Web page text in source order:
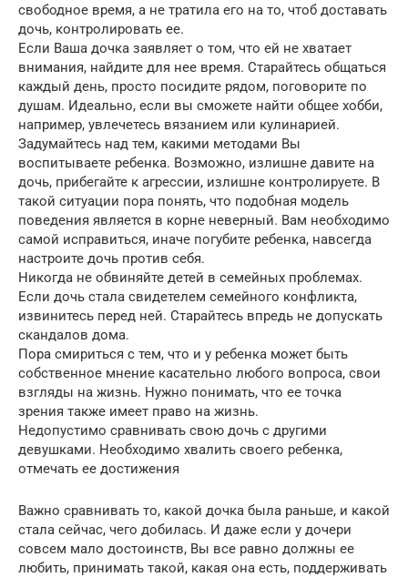
свободное время, а не тратила его на то, чтоб доставать
дочь, контролировать ее.
Если Ваша дочка заявляет о том, что ей не хватает
внимания, найдите для нее время. Старайтесь общаться
каждый день, просто посидите рядом, поговорите по
душам. Идеально, если вы сможете найти общее хобби,
например, увлечетесь вязанием или кулинарией.
Задумайтесь над тем, какими методами Вы
воспитываете ребенка. Возможно, излишне давите на
дочь, прибегайте к агрессии, излишне контролируете. В
такой ситуации пора понять, что подобная модель
поведения является в корне неверный. Вам необходимо
самой исправиться, иначе погубите ребенка, навсегда
настроите дочь против себя.
Никогда не обвиняйте детей в семейных проблемах.
Если дочь стала свидетелем семейного конфликта,
извинитесь перед ней. Старайтесь впредь не допускать
скандалов дома.
Пора смириться с тем, что и у ребенка может быть
собственное мнение касательно любого вопроса, свои
взгляды на жизнь. Нужно понимать, что ее точка
зрения также имеет право на жизнь.
Недопустимо сравнивать свою дочь с другими
девушками. Необходимо хвалить своего ребенка,
отмечать ее достижения
Важно сравнивать то, какой дочка была раньше, и какой
стала сейчас, чего добилась. И даже если у дочери
совсем мало достоинств, Вы все равно должны ее
любить, принимать такой, какая она есть, поддерживать